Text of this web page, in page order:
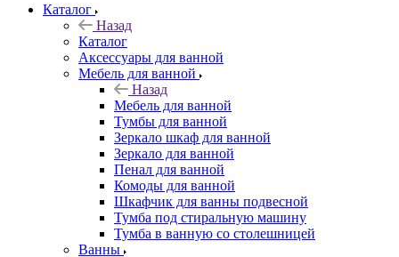
Каталог
Назад
Каталог
Аксессуары для ванной
Мебель для ванной
Назад
Мебель для ванной
Тумбы для ванной
Зеркало шкаф для ванной
Зеркало для ванной
Пенал для ванной
Комоды для ванной
Шкафчик для ванны подвесной
Тумба под стиральную машину
Тумба в ванную со столешницей
Ванны